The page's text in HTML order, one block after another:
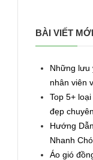
BÀI VIẾT
Những lưu
nhân viên
Top 5+
đẹp
Hướng
Nhanh
Áo gió